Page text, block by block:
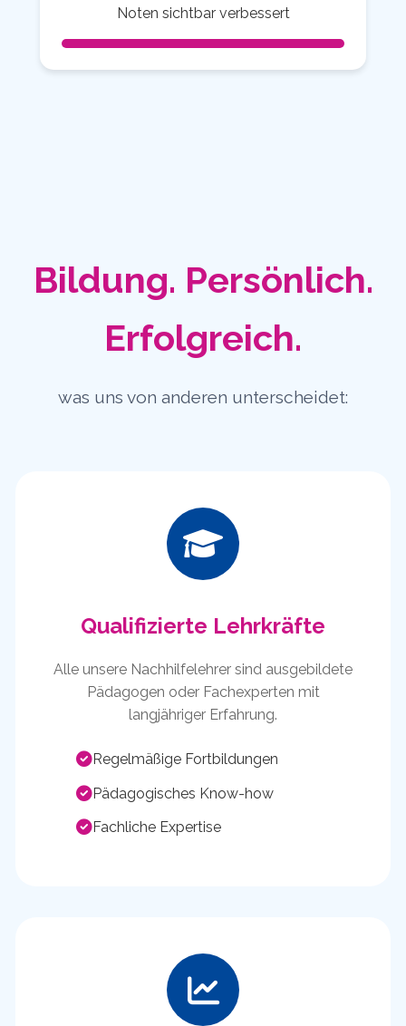
Noten sichtbar verbessert
Bildung. Persönlich.
Erfolgreich.
was uns von anderen unterscheidet:
Qualifizierte Lehrkräfte
Alle unsere Nachhilfelehrer sind ausgebildete
Pädagogen oder Fachexperten mit
langjähriger Erfahrung.
Regelmäßige Fortbildungen
Pädagogisches Know-how
Fachliche Expertise